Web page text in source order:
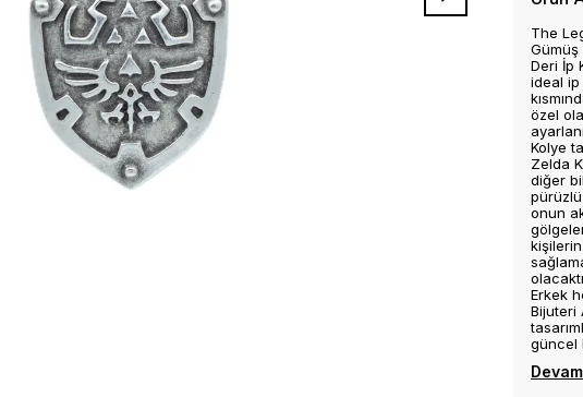
The
Gümüş
Deri İp
ideal
özel
Kolye
Zelda
diğer
onun
Erkek
Bijuteri
güncel